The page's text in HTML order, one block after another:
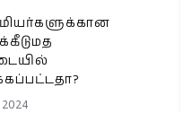
2024